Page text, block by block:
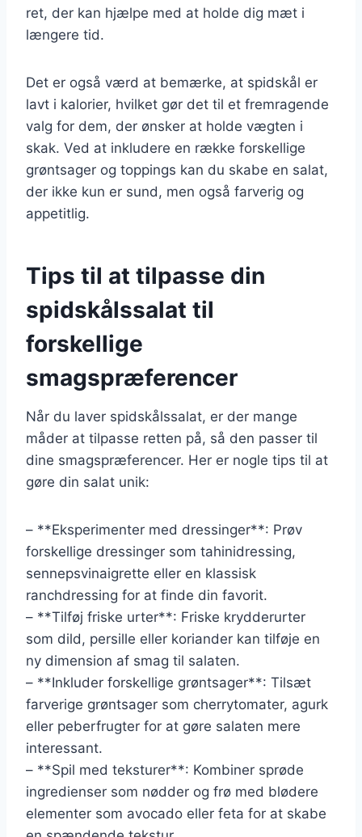
ret, der kan hjælpe med at holde dig mæt i
længere tid.
Det er også værd at bemærke, at spidskål er
lavt i kalorier, hvilket gør det til et fremragende
valg for dem, der ønsker at holde vægten i
skak. Ved at inkludere en række forskellige
grøntsager og toppings kan du skabe en salat,
der ikke kun er sund, men også farverig og
appetitlig.
Tips til at tilpasse din
spidskålssalat til
forskellige
smagspræferencer
Når du laver spidskålssalat, er der mange
måder at tilpasse retten på, så den passer til
dine smagspræferencer. Her er nogle tips til at
gøre din salat unik:
– **Eksperimenter med dressinger**: Prøv
forskellige dressinger som tahinidressing,
sennepsvinaigrette eller en klassisk
ranchdressing for at finde din favorit.
– **Tilføj friske urter**: Friske krydderurter
som dild, persille eller koriander kan tilføje en
ny dimension af smag til salaten.
– **Inkluder forskellige grøntsager**: Tilsæt
farverige grøntsager som cherrytomater, agurk
eller peberfrugter for at gøre salaten mere
interessant.
– **Spil med teksturer**: Kombiner sprøde
ingredienser som nødder og frø med blødere
elementer som avocado eller feta for at skabe